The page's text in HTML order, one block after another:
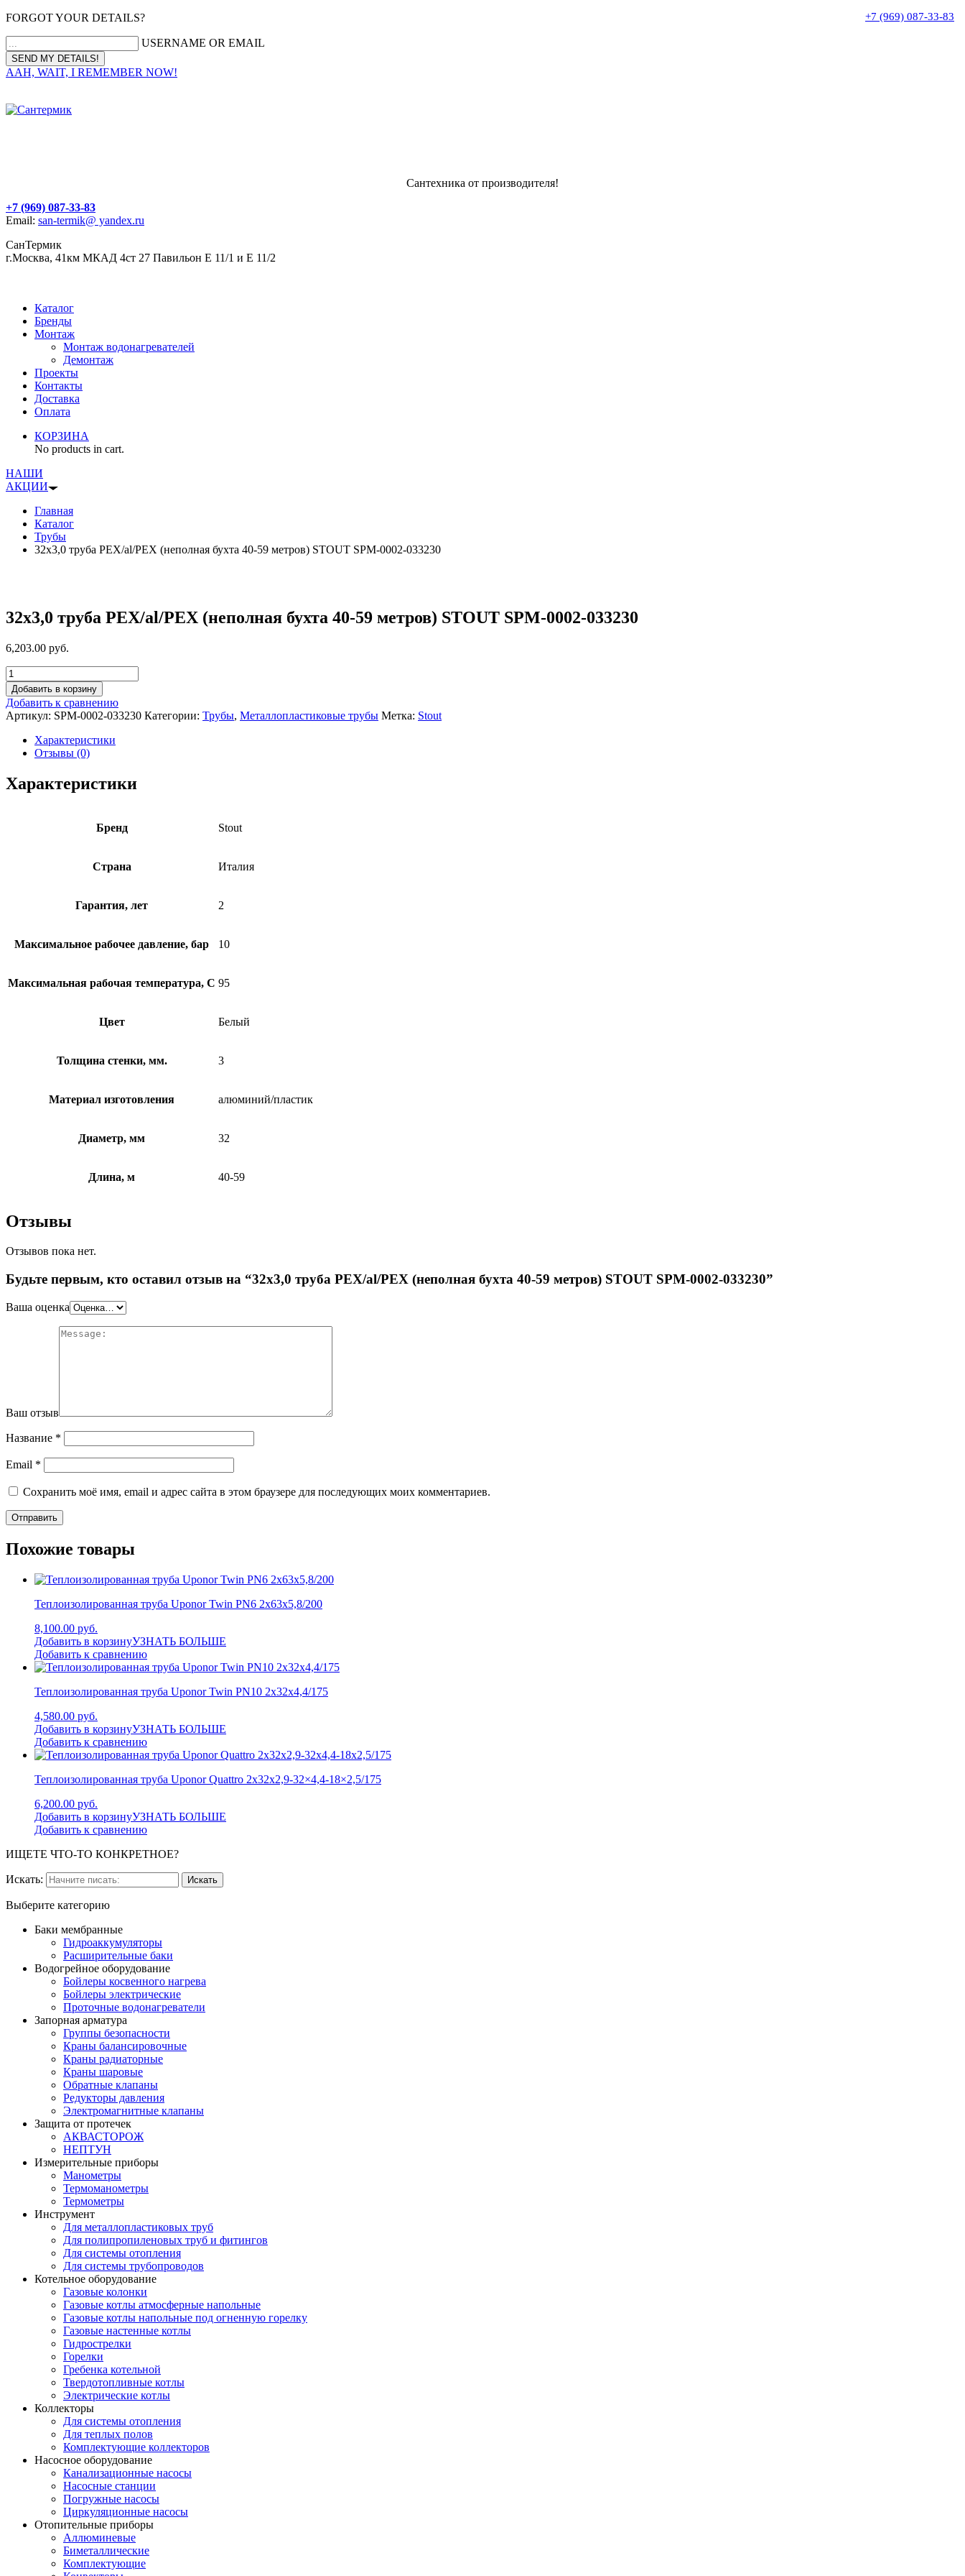
FORGOT YOUR DETAILS?
USERNAME OR EMAIL
AAH, WAIT, I REMEMBER NOW!
+7 (969) 087-33-83
Сантехника от производителя!
+7 (969) 087-33-83
Email: san-termik@ yandex.ru
СанТермик
г.Москва, 41км МКАД 4ст 27 Павильон Е 11/1 и Е 11/2
Каталог
Бренды
Монтаж
Монтаж водонагревателей
Демонтаж
Проекты
Контакты
Доставка
Оплата
КОРЗИНА
No products in cart.
НАШИ
АКЦИИ
Главная
Каталог
Трубы
32х3,0 труба PEX/al/PEX (неполная бухта 40-59 метров) STOUT SPM-0002-033230
32х3,0 труба PEX/al/PEX (неполная бухта 40-59 метров) STOUT SPM-0002-033230
6,203.00 руб.
Добавить в корзину
Добавить к сравнению
Артикул: SPM-0002-033230 Категории: Трубы, Металлопластиковые трубы Метка: Stout
Характеристики
Отзывы (0)
Характеристики
Бренд Stout
Страна Италия
Гарантия, лет 2
Максимальное рабочее давление, бар 10
Максимальная рабочая температура, C 95
Цвет Белый
Толщина стенки, мм. 3
Материал изготовления алюминий/пластик
Диаметр, мм 32
Длина, м 40-59
Отзывы
Отзывов пока нет.
Будьте первым, кто оставил отзыв на “32х3,0 труба PEX/al/PEX (неполная бухта 40-59 метров) STOUT SPM-0002-033230”
Ваша оценка
Ваш отзыв
Название *
Email *
Сохранить моё имя, email и адрес сайта в этом браузере для последующих моих комментариев.
Похожие товары
Теплоизолированная труба Uponor Twin PN6 2x63x5,8/200
8,100.00 руб.
Добавить в корзинуУЗНАТЬ БОЛЬШЕ
Добавить к сравнению
Теплоизолированная труба Uponor Twin PN10 2x32x4,4/175
4,580.00 руб.
Добавить в корзинуУЗНАТЬ БОЛЬШЕ
Добавить к сравнению
Теплоизолированная труба Uponor Quattro 2x32x2,9-32×4,4-18×2,5/175
6,200.00 руб.
Добавить в корзинуУЗНАТЬ БОЛЬШЕ
Добавить к сравнению
ИЩЕТЕ ЧТО-ТО КОНКРЕТНОЕ?
Искать:
Выберите категорию
Баки мембранные
Гидроаккумуляторы
Расширительные баки
Водогрейное оборудование
Бойлеры косвенного нагрева
Бойлеры электрические
Проточные водонагреватели
Запорная арматура
Группы безопасности
Краны балансировочные
Краны радиаторные
Краны шаровые
Обратные клапаны
Редукторы давления
Электромагнитные клапаны
Защита от протечек
АКВАСТОРОЖ
НЕПТУН
Измерительные приборы
Манометры
Термоманометры
Термометры
Инструмент
Для металлопластиковых труб
Для полипропиленовых труб и фитингов
Для системы отопления
Для системы трубопроводов
Котельное оборудование
Газовые колонки
Газовые котлы атмосферные напольные
Газовые котлы напольные под огненную горелку
Газовые настенные котлы
Гидрострелки
Горелки
Гребенка котельной
Твердотопливные котлы
Электрические котлы
Коллекторы
Для системы отопления
Для теплых полов
Комплектующие коллекторов
Насосное оборудование
Канализационные насосы
Насосные станции
Погружные насосы
Циркуляционные насосы
Отопительные приборы
Аллюминевые
Биметаллические
Комплектующие